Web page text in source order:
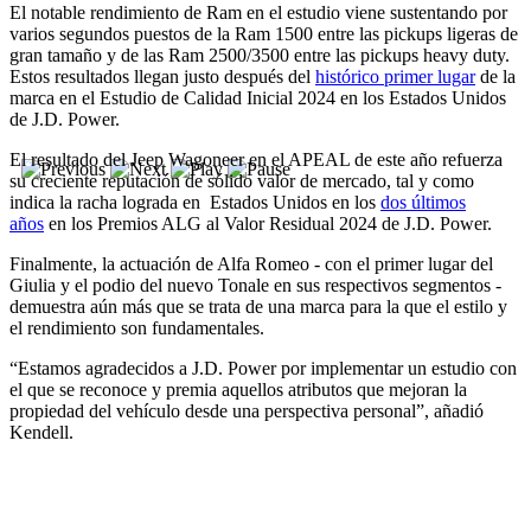
El notable rendimiento de Ram en el estudio viene sustentando por
varios segundos puestos de la Ram 1500 entre las pickups ligeras de
gran tamaño y de las Ram 2500/3500 entre las pickups heavy duty.
Estos resultados llegan justo después del histórico primer lugarde la
marca en el Estudio de Calidad Inicial 2024 en los Estados Unidos
de J.D. Power.
El resultado del Jeep Wagoneer en el APEAL de este año refuerza
su creciente reputación de sólido valor de mercado, tal y como
indica la racha lograda en Estados Unidos en los dos últimos
años en los Premios ALG al Valor Residual 2024 de J.D. Power.
Finalmente, la actuación de Alfa Romeo - con el primer lugar del
Giulia y el podio del nuevo Tonale en sus respectivos segmentos -
demuestra aún más que se trata de una marca para la que el estilo y
el rendimiento son fundamentales.
“Estamos agradecidos a J.D. Power por implementar un estudio con
el que se reconoce y premia aquellos atributos que mejoran la
propiedad del vehículo desde una perspectiva personal”, añadió
Kendell.